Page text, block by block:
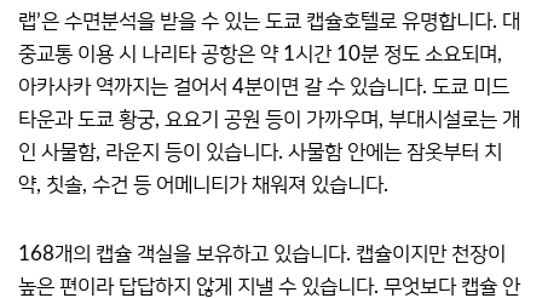
랩’은 수면분석을 받을 수 있는 도쿄 캡슐호텔로 유명합니다. 대
중교통 이용 시 나리타 공항은 약 1시간 10분 정도 소요되며,
아카사카 역까지는 걸어서 4분이면 갈 수 있습니다. 도쿄 미드
타운과 도쿄 황궁, 요요기 공원 등이 가까우며, 부대시설로는 개
인 사물함, 라운지 등이 있습니다. 사물함 안에는 잠옷부터 치
약, 칫솔, 수건 등 어메니티가 채워져 있습니다.
168개의 캡슐 객실을 보유하고 있습니다. 캡슐이지만 천장이
높은 편이라 답답하지 않게 지낼 수 있습니다. 무엇보다 캡슐 안